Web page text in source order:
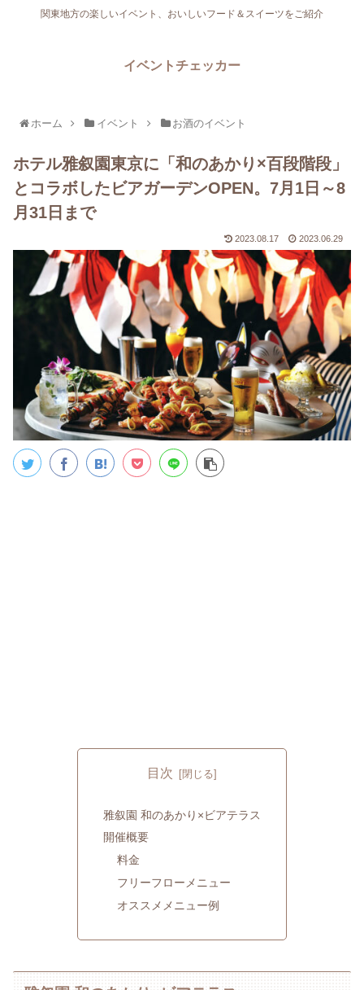
関東地方の楽しいイベント、おいしいフード＆スイーツをご紹介
イベントチェッカー
ホーム イベント お酒のイベント
ホテル雅叙園東京に「和のあかり×百段階段」
とコラボしたビアガーデンOPEN。7月1日～8
月31日まで
2023.08.17 2023.06.29
目次
雅叙園 和のあかり×ビアテラス
開催概要
料金
フリーフローメニュー
オススメメニュー例